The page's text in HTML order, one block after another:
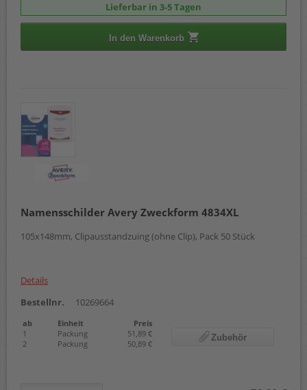
Lieferbar in 3-5 Tagen
In den Warenkorb
Namensschilder Avery Zweckform 4834XL
105x148mm, Clipausstandzuing (ohne Clip), Pack 50 Stück
Details
Bestellnr.
10269664
ab Einheit
Preis
1
Packung
51,89 €
2
Packung 50,89 €
Zubehör